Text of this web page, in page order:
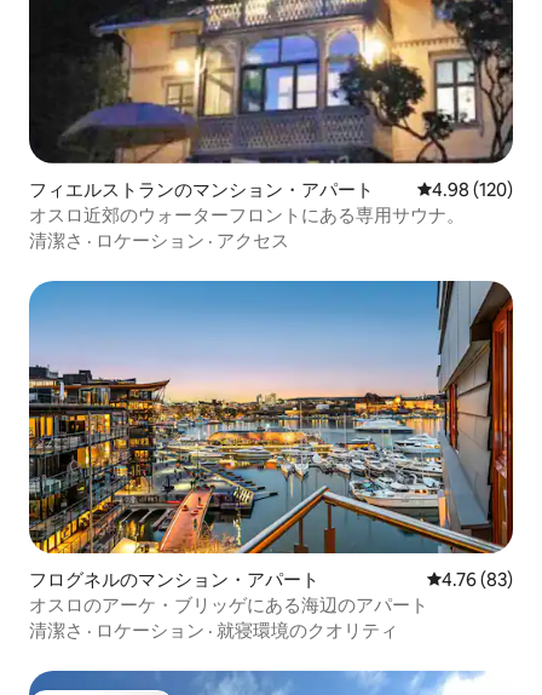
フィエルストランのマンション・アパート レビュー120
4.98 (120)
オスロ近郊のウォーターフロントにある専用サウナ。
清潔さ · ロケーション · アクセス
フログネルのマンション・アパート レビュー83
4.76 (83)
オスロのアーケ・ブリッゲにある海辺のアパート
清潔さ · ロケーション · 就寝環境のクオリティ